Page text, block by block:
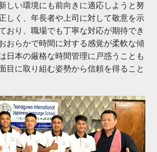
しい環境にも前向きに適応しようと努
しく、年長者や上司に対して敬意を示
おり、職場でも丁寧な対応が期待でき
おらかで時間に対する感覚が柔軟な傾
日本の厳格な時間管理に戸惑うことも
目に取り組む姿勢から信頼を得ること